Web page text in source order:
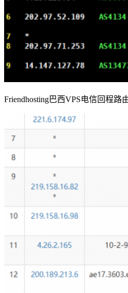
Friendhosting巴西VPS电信回程路